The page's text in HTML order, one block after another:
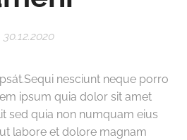
30.12.2020
nesciunt neque porro
ipsum quia dolor sit amet
sed quia non numquam eius
labore et dolore magnam